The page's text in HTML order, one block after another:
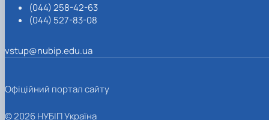
(044) 258-42-63
(044) 527-83-08
vstup@nubip.edu.ua
Офіційний портал сайту
© 2026 НУБІП Україна